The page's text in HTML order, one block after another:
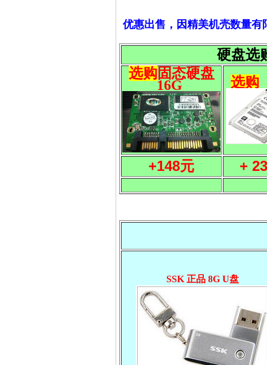
优惠出售，因精美机壳数量有
硬盘选
选购固态硬盘
16G 选购
+148元 +
SSK 正品 8G U盘